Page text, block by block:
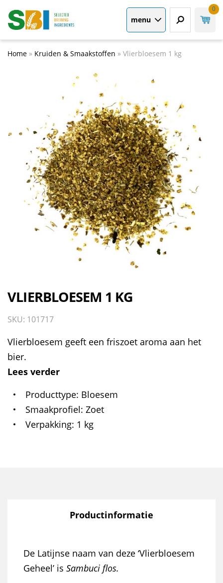
menu
0
Home » Kruiden & Smaakstoffen » Vlierbloesem 1 kg
VLIERBLOESEM 1 KG
SKU: 101717
Vlierbloesem geeft een friszoet aroma aan het
bier.
Lees verder
Producttype Bloesem
Smaakprofiel Zoet
Verpakking 1 kg
Productinformatie
De Latijnse naam van deze ‘Vlierbloesem
Geheel’ is Sambuci flos.